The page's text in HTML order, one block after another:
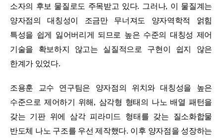
소자의 후보 물질로도 주목받고 있다. 그러나, 이 물질계는
양자점의 대칭성이 조금만 무너져도 양자역학적 얽힘
특성을 쉽게 잃어버리게 되므로 높은 수준의 대칭성 제어
기술을 확보하지 않고는 실질적으로 구현이 쉽지 않은
한계가 있었다.
조용훈 교수 연구팀은 양자점의 위치와 대칭성을 높은
수준으로 제어하기 위해 , 삼각형 형태의 나노 배열 패턴을
갖는 기판 위에 삼각 피라미드 형태를 갖는 질소화합물
반도체 나노 구조를 우선 제작했다. 이후 양자점을 성장하는